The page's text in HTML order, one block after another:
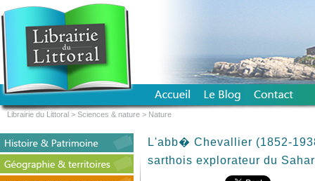
L'abb� Chevallier (1852-
sarthois explorateur du
Librairie du Littoral > Sciences & nature > Nature